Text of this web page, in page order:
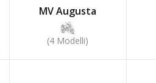
MV Augusta
(4 Modelli)